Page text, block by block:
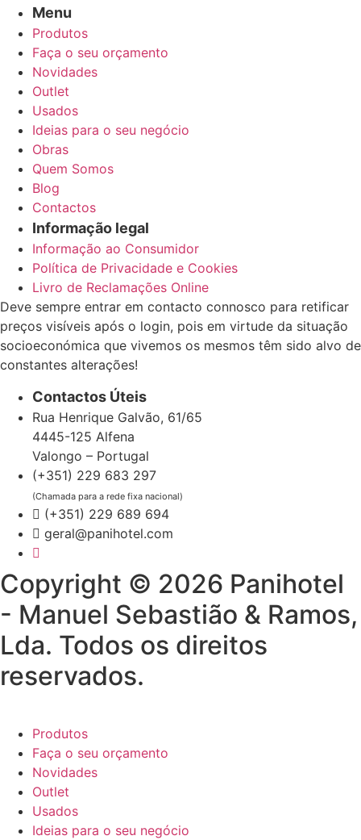
Menu
Produtos
Faça o seu orçamento
Novidades
Outlet
Usados
Ideias para o seu negócio
Obras
Quem Somos
Blog
Contactos
Informação legal
Informação ao Consumidor
Política de Privacidade e Cookies
Livro de Reclamações Online
Deve sempre entrar em contacto connosco para retificar
preços visíveis após o login, pois em virtude da situação
socioeconómica que vivemos os mesmos têm sido alvo de
constantes alterações!
Contactos Úteis
Rua Henrique Galvão, 61/65
4445-125 Alfena
Valongo – Portugal
(+351) 229 683 297
(Chamada para a rede fixa nacional)
(+351) 229 689 694
geral@panihotel.com
Copyright © 2026 Panihotel
- Manuel Sebastião & Ramos,
Lda. Todos os direitos
reservados.
Produtos
Faça o seu orçamento
Novidades
Outlet
Usados
Ideias para o seu negócio